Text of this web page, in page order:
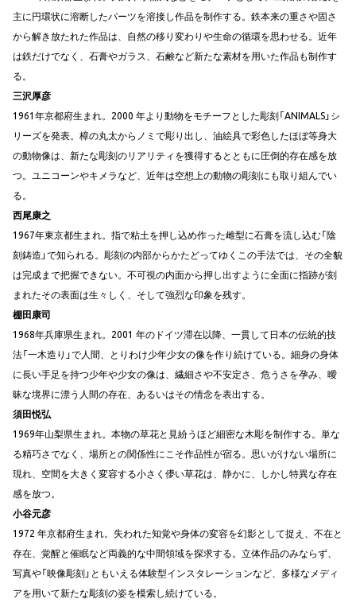
主に円環状に溶断したパーツを溶接し作品を制作する。鉄本来の重さや固さ
から解き放たれた作品は、自然の移り変わりや生命の循環を思わせる。近年
は鉄だけでなく、石膏やガラス、石鹸など新たな素材を用いた作品も制作す
る。
三沢厚彦
1961年京都府生まれ。2000 年より動物をモチーフとした彫刻「ANIMALS」シ
リーズを発表。樟の丸太からノミで彫り出し、油絵具で彩色したほぼ等身大
の動物像は、新たな彫刻のリアリティを獲得するとともに圧倒的存在感を放
つ。ユニコーンやキメラなど、近年は空想上の動物の彫刻にも取り組んでい
る。
西尾康之
1967年東京都生まれ。指で粘土を押し込め作った雌型に石膏を流し込む「陰
刻鋳造」で知られる。彫刻の内部からかたどってゆくこの手法では、その全貌
は完成まで把握できない。不可視の内面から押し出すように全面に指跡が刻
まれたその表面は生々しく、そして強烈な印象を残す。
棚田康司
1968年兵庫県生まれ。2001 年のドイツ滞在以降、一貫して日本の伝統的技
法「一木造り」で人間、とりわけ少年少女の像を作り続けている。細身の身体
に長い手足を持つ少年や少女の像は、繊細さや不安定さ、危うさを孕み、曖
昧な境界に漂う人間の存在、あるいはその情念を表出する。
須田悦弘
1969年山梨県生まれ。本物の草花と見紛うほど細密な木彫を制作する。単な
る精巧さでなく、場所との関係性にこそ作品性が宿る。思いがけない場所に
現れ、空間を大きく変容する小さく儚い草花は、静かに、しかし特異な存在
感を放つ。
小谷元彦
1972 年京都府生まれ。失われた知覚や身体の変容を幻影として捉え、不在と
存在、覚醒と催眠など両義的な中間領域を探求する。立体作品のみならず、
写真や「映像彫刻」ともいえる体験型インスタレーションなど、多様なメディ
アを用いて新たな彫刻の姿を模索し続けている。